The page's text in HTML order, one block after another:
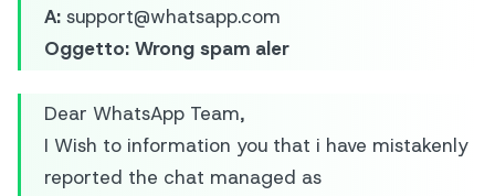
A: support@whatsapp.com
Oggetto: Wrong spam aler
Dear WhatsApp Team,
I Wish to information you that i have mistakenly
reported the chat managed as